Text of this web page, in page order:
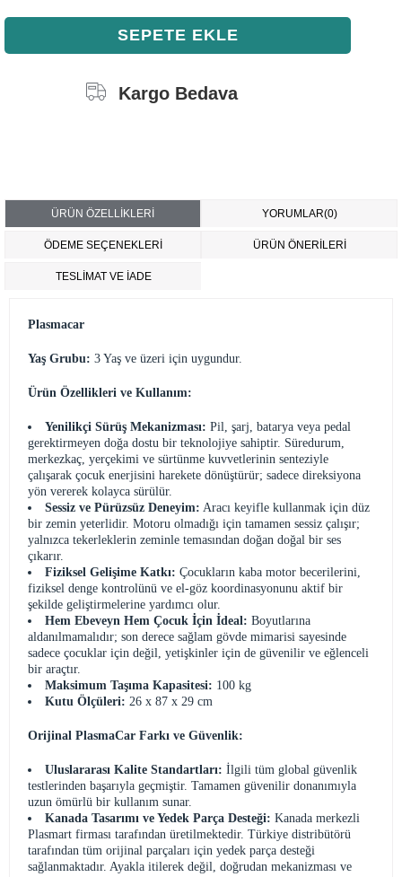
Kargo Bedava
ÜRÜN ÖZELLIKLERI YORUMLAR(0)
ÖDEME SEÇENEKLERI ÜRÜN ÖNERILERI
TESLİMAT VE İADE
Plasmacar
Yaş Grubu: 3 Yaş ve üzeri için uygundur.
Ürün Özellikleri ve Kullanım:
Yenilikçi Sürüş Mekanizması: Pil, şarj, batarya veya pedal
gerektirmeyen doğa dostu bir teknolojiye sahiptir. Süredurum,
merkezkaç, yerçekimi ve sürtünme kuvvetlerinin senteziyle
çalışarak çocuk enerjisini harekete dönüştürür; sadece direksiyona
yön vererek kolayca sürülür.
Sessiz ve Pürüzsüz Deneyim: Aracı keyifle kullanmak için düz
bir zemin yeterlidir. Motoru olmadığı için tamamen sessiz çalışır;
yalnızca tekerleklerin zeminle temasından doğan doğal bir ses
çıkarır.
Fiziksel Gelişime Katkı: Çocukların kaba motor becerilerini,
fiziksel denge kontrolünü ve el-göz koordinasyonunu aktif bir
şekilde geliştirmelerine yardımcı olur.
Hem Ebeveyn Hem Çocuk İçin İdeal: Boyutlarına
aldanılmamalıdır; son derece sağlam gövde mimarisi sayesinde
sadece çocuklar için değil, yetişkinler için de güvenilir ve eğlenceli
bir araçtır.
Maksimum Taşıma Kapasitesi: 100 kg
Kutu Ölçüleri: 26 x 87 x 29 cm
Orijinal PlasmaCar Farkı ve Güvenlik:
Uluslararası Kalite Standartları: İlgili tüm global güvenlik
testlerinden başarıyla geçmiştir. Tamamen güvenilir donanımıyla
uzun ömürlü bir kullanım sunar.
Kanada Tasarımı ve Yedek Parça Desteği: Kanada merkezli
Plasmart firması tarafından üretilmektedir. Türkiye distribütörü
tarafından tüm orijinal parçaları için yedek parça desteği
sağlanmaktadır. Ayakla itilerek değil, doğrudan mekanizması ve